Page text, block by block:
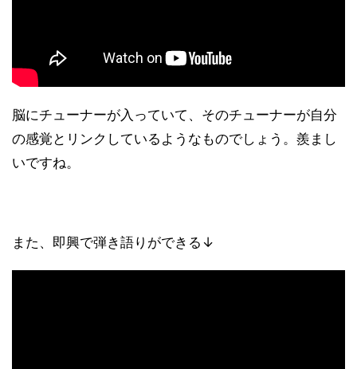
脳にチューナーが入っていて、そのチューナーが自分
の感覚とリンクしているようなものでしょう。羨まし
いですね。
また、即興で弾き語りができる↓